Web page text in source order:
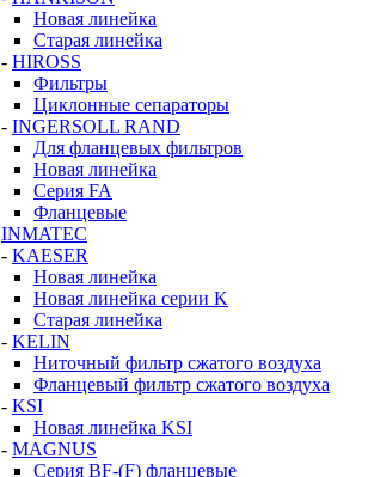
Новая линейка
Старая линейка
- HIROSS
Фильтры
Циклонные сепараторы
- INGERSOLL RAND
Для фланцевых фильтров
Новая линейка
Серия FA
Фланцевые
INMATEC
- KAESER
Новая линейка
Новая линейка серии K
Старая линейка
- KELIN
Ниточный фильтр сжатого воздуха
Фланцевый фильтр сжатого воздуха
- KSI
Новая линейка KSI
- MAGNUS
Серия BF-(F) фланцевые